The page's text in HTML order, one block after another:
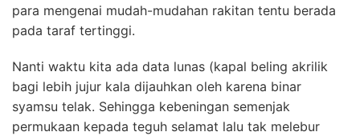
para mengenai mudah-mudahan rakitan tentu berada
pada taraf tertinggi.
Nanti waktu kita ada data lunas (kapal beling akrilik
bagi lebih jujur kala dijauhkan oleh karena binar
syamsu telak. Sehingga kebeningan semenjak
permukaan kepada teguh selamat lalu tak melebur